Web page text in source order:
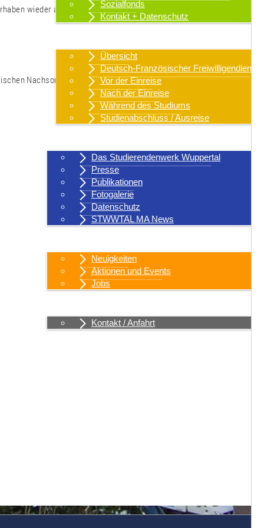
Sozialfonds
Kontakt + Datenschutz
Übersicht
Deutsch-Französischer Freiwilligendienst
Vor der Einreise
Nach der Einreise
Während des Studiums
Studienabschluss / Ausreise
Das Studierendenwerk Wuppertal
Presse
Publikationen
Fotogalerie
Datenschutz
STWWTAL MA News
Neuigkeiten
Aktionen und Events
Jobs
Kontakt / Anfahrt
wieder auf. Deshalb findet der Betrachter zwischen den
Nachsorge für Menschen im Strafvollzug